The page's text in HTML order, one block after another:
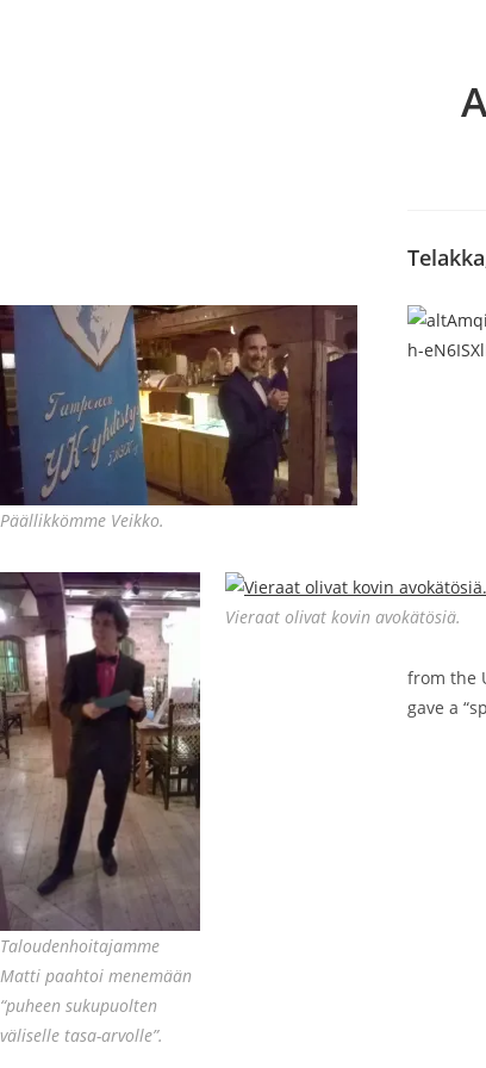
Päällikkömme Veikko.
Taloudenhoitajamme
Matti paahtoi menemään
“puheen sukupuolten
väliselle tasa-arvolle”.
Vieraat olivat kovin avokätösiä.
from the
gave a